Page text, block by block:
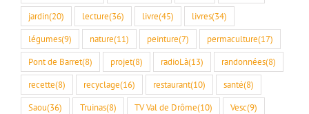
jardin(20) lecture(36) livre(45) livres(34)
légumes(9) nature(11) peinture(7) permaculture(17)
Pont de Barret(8) projet(8) radioLà(13) randonnées(8)
recette(8) recyclage(16) restaurant(10) santé(8)
Saou(36) Truinas(8) TV Val de Drôme(10) Vesc(9)